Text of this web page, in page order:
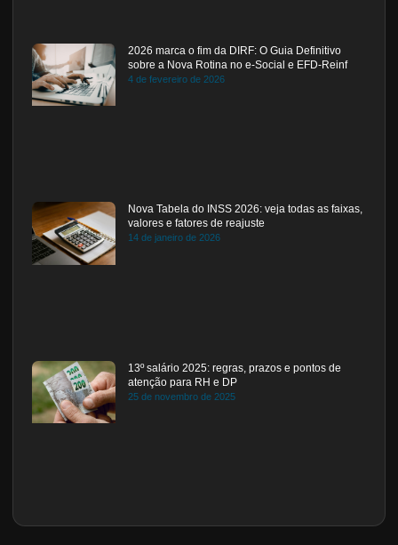
2026 marca o fim da DIRF: O Guia Definitivo
sobre a Nova Rotina no e-Social e EFD-Reinf
4 de fevereiro de 2026
Nova Tabela do INSS 2026: veja todas as faixas,
valores e fatores de reajuste
14 de janeiro de 2026
13º salário 2025: regras, prazos e pontos de
atenção para RH e DP
25 de novembro de 2025